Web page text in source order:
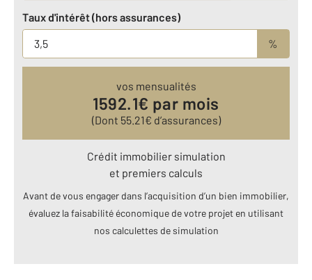
Taux d'intérêt (hors assurances)
%
vos mensualités
1592.1€ par mois
(Dont 55.21€ d’assurances)
Crédit immobilier simulation
et premiers calculs
Avant de vous engager dans l’acquisition d’un bien immobilier,
évaluez la faisabilité économique de votre projet en utilisant
nos calculettes de simulation